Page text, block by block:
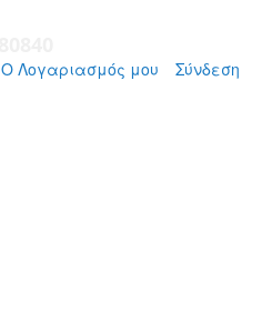
Ο Λογαριασμός μου Σύνδεση